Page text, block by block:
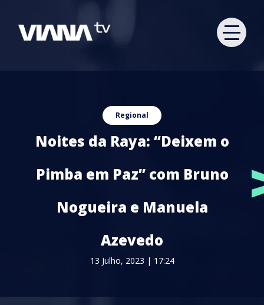
Regional
Noites da Raya: “Deixem o
Pimba em Paz” com Bruno
Nogueira e Manuela
Azevedo
13 Julho, 2023 | 17:24